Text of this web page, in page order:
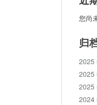
您尚
归
2025
2025
2025
2024